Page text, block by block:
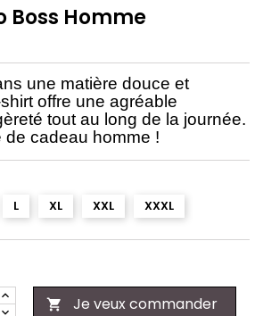
Boss Homme
une matière douce et
offre une agréable
tout au long de la journée.
de cadeau homme !
L XL XXL XXXL
 Je veux commander